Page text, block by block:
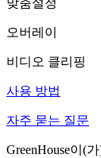
오버레이
비디오 클리핑
사용 방법
자주 묻는 질문
GreenHouse이(